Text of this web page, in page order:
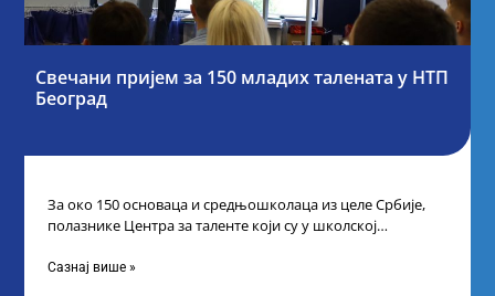
Свечани пријем за 150 младих талената у НТП
Београд
За око 150 основаца и средњошколаца из целе Србије,
полазнике Центра за таленте који су у школској
Сазнај више »